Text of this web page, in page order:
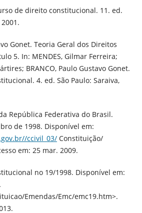
de direito constitucional. 11. ed.
Gonet. Teoria Geral dos Direitos
5. In: MENDES, Gilmar Ferreira;
BRANCO, Paulo Gustavo Gonet.
4. ed. São Paulo: Saraiva,
República Federativa do Brasil.
de 1998. Disponível em:
ccivil_03/Constituição/
em: 25 mar. 2009.
no 19/1998. Disponível em:
Emendas/Emc/emc19.htm>.